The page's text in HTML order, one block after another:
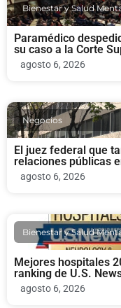
Bienestar y Salud
Paramédico
su caso a la Corte
agosto 6, 2026
Negocios
El juez federal que
relaciones públicas
agosto 6, 2026
Bienestar y Salud
Mejores hospitales
ranking de U.S.
agosto 6, 2026